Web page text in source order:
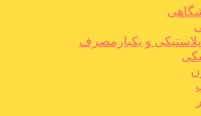
و یکبارمصرف